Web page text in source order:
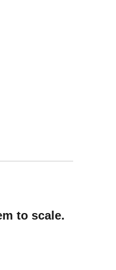
to scale.